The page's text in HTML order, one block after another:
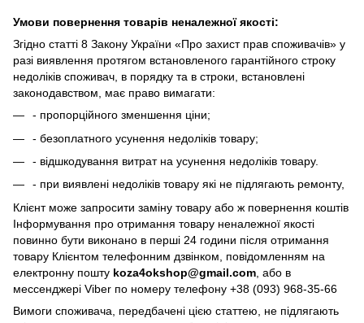
Умови повернення товарів неналежної якості:
Згідно статті 8 Закону України «Про захист прав споживачів» у
разі виявлення протягом встановленого гарантійного строку
недоліків споживач, в порядку та в строки, встановлені
законодавством, має право вимагати:
- пропорційного зменшення ціни;
- безоплатного усунення недоліків товару;
- відшкодування витрат на усунення недоліків товару.
- при виявлені недоліків товару які не підлягають ремонту,
Клієнт може запросити заміну товару або ж повернення коштів
Інформування про отримання товару неналежної якості
повинно бути виконано в перші 24 години після отримання
товару Клієнтом телефонним дзвінком, повідомленням на
електронну пошту koza4okshop@gmail.com , або в
мессенджері Viber по номеру телефону +38 (093) 968-35-66
Вимоги споживача, передбачені цією статтею, не підлягають